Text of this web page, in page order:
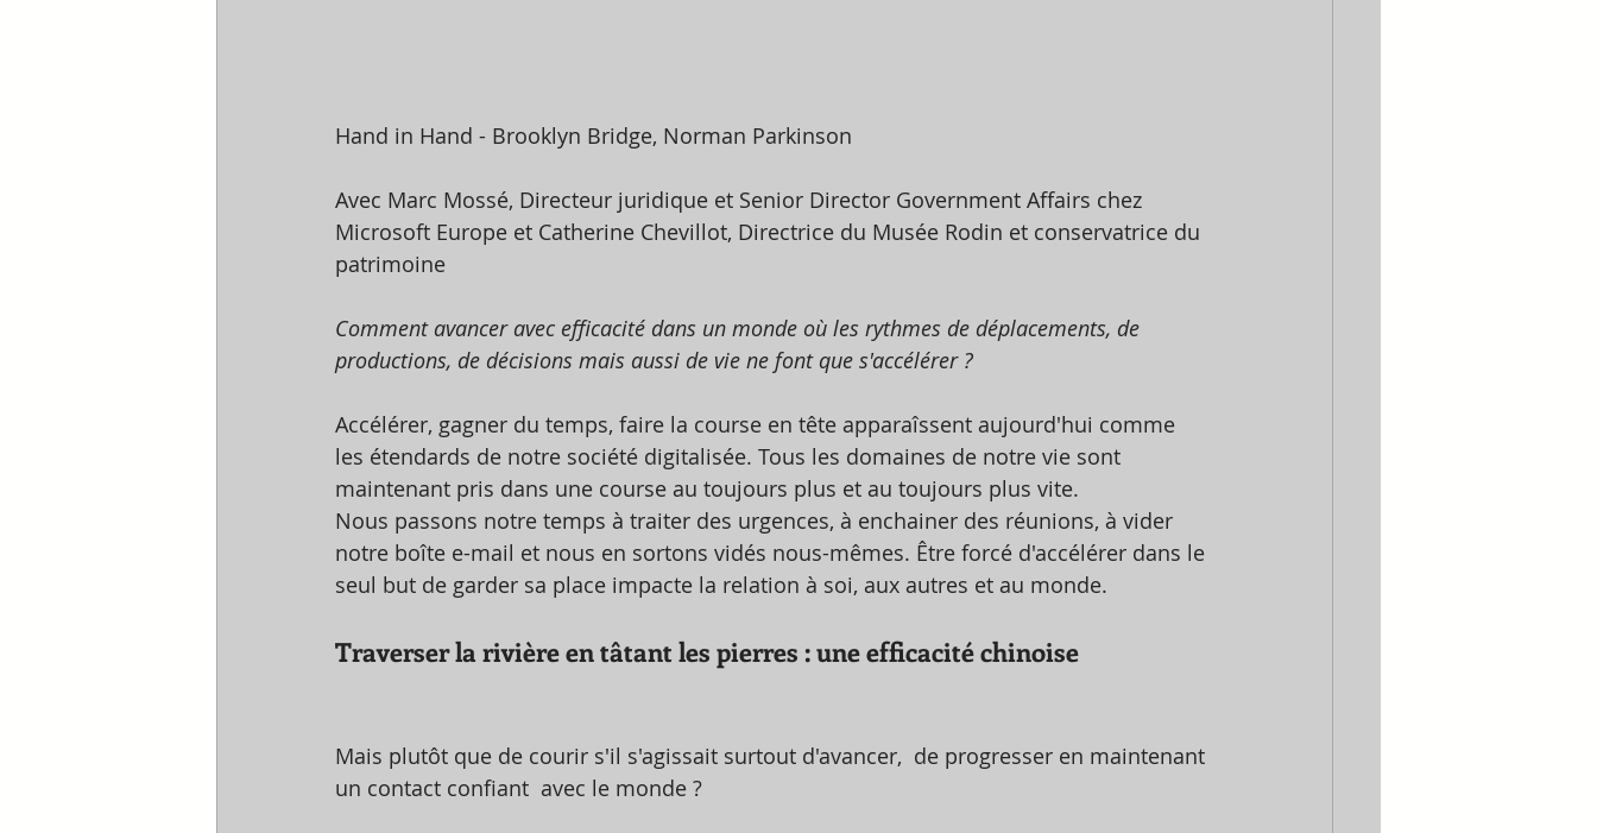
Hand in Hand - Brooklyn Bridge, Norman Parkinson
Avec Marc Mossé, Directeur juridique et Senior Director Government Affairs chez
Microsoft Europe et Catherine Chevillot, Directrice du Musée Rodin et conservatrice du
patrimoine
Comment avancer avec efficacité dans un monde où les rythmes de déplacements, de
productions, de décisions mais aussi de vie ne font que s'accélérer ?
Accélérer, gagner du temps, faire la course en tête apparaîssent aujourd'hui comme
les étendards de notre société digitalisée. Tous les domaines de notre vie sont
maintenant pris dans une course au toujours plus et au toujours plus vite.
Nous passons notre temps à traiter des urgences, à enchainer des réunions, à vider
notre boîte e-mail et nous en sortons vidés nous-mêmes. Être forcé d'accélérer dans le
seul but de garder sa place impacte la relation à soi, aux autres et au monde.
Traverser la rivière en tâtant les pierres : une efficacité chinoise
Mais plutôt que de courir s'il s'agissait surtout d'avancer,  de progresser en maintenant
un contact confiant  avec le monde ?